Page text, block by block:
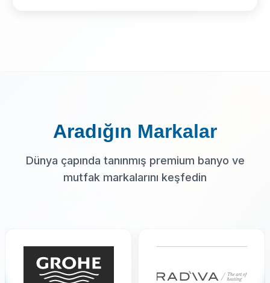
Aradığın Markalar
Dünya çapında tanınmış premium banyo ve
mutfak markalarını keşfedin